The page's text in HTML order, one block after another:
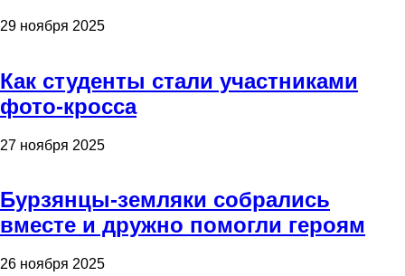
29 ноября 2025
Как студенты стали участниками
фото-кросса
27 ноября 2025
Бурзянцы-земляки собрались
вместе и дружно помогли героям
26 ноября 2025